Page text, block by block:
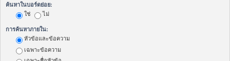
ค้นหาในบอร์ดย่อย:
ใช่ ไม่
การค้นหาภายใน:
หัวข้อและข้อความ
เฉพาะข้อความ